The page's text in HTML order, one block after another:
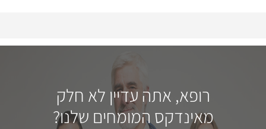
רופא, אתה עדיין לא חלק
מאינדקס המומחים שלנו?